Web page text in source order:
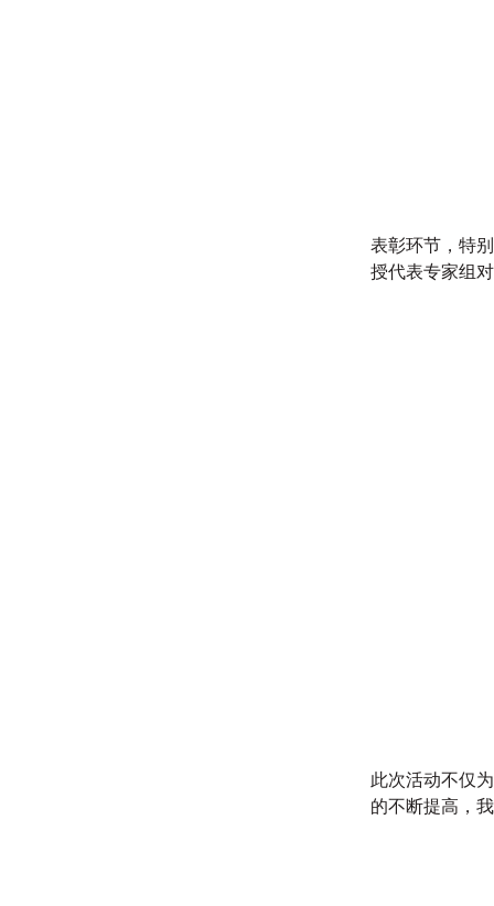
表彰环节，特
授代表专家组
此次活动不仅
的不断提高，